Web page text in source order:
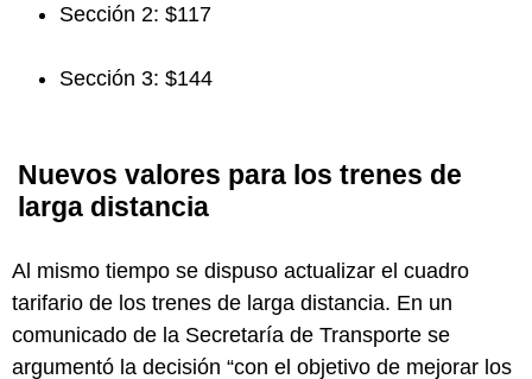
Sección 2: $117
Sección 3: $144
Nuevos valores para los trenes de
larga distancia
Al mismo tiempo se dispuso actualizar el cuadro
tarifario de los trenes de larga distancia. En un
comunicado de la Secretaría de Transporte se
argumentó la decisión “con el objetivo de mejorar los